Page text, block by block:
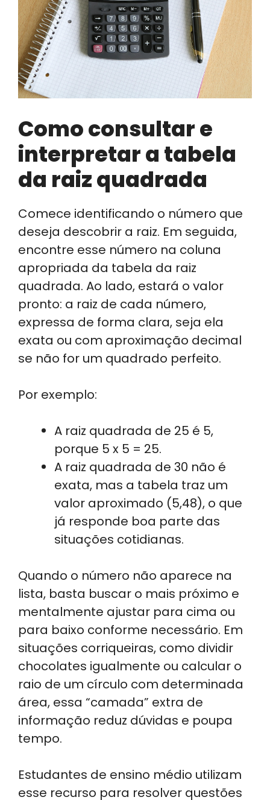
Como consultar e
interpretar a tabela
da raiz quadrada
Comece identificando o número que
deseja descobrir a raiz. Em seguida,
encontre esse número na coluna
apropriada da tabela da raiz
quadrada. Ao lado, estará o valor
pronto: a raiz de cada número,
expressa de forma clara, seja ela
exata ou com aproximação decimal
se não for um quadrado perfeito.
Por exemplo:
A raiz quadrada de 25 é 5,
porque 5 x 5 = 25.
A raiz quadrada de 30 não é
exata, mas a tabela traz um
valor aproximado (5,48), o que
já responde boa parte das
situações cotidianas.
Quando o número não aparece na
lista, basta buscar o mais próximo e
mentalmente ajustar para cima ou
para baixo conforme necessário. Em
situações corriqueiras, como dividir
chocolates igualmente ou calcular o
raio de um círculo com determinada
área, essa “camada” extra de
informação reduz dúvidas e poupa
tempo.
Estudantes de ensino médio utilizam
esse recurso para resolver questões